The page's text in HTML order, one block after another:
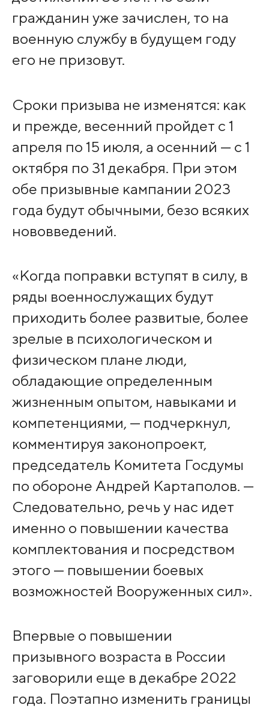
гражданин уже зачислен, то на
военную службу в будущем году
его не призовут.
Сроки призыва не изменятся: как
и прежде, весенний пройдет с 1
апреля по 15 июля, а осенний — с 1
октября по 31 декабря. При этом
обе призывные кампании 2023
года будут обычными, безо всяких
нововведений.
«Когда поправки вступят в силу, в
ряды военнослужащих будут
приходить более развитые, более
зрелые в психологическом и
физическом плане люди,
обладающие определенным
жизненным опытом, навыками и
компетенциями, — подчеркнул,
комментируя законопроект,
председатель Комитета Госдумы
по обороне Андрей Картаполов. —
Следовательно, речь у нас идет
именно о повышении качества
комплектования и посредством
этого — повышении боевых
возможностей Вооруженных сил».
Впервые о повышении
призывного возраста в России
заговорили еще в декабре 2022
года. Поэтапно изменить границы